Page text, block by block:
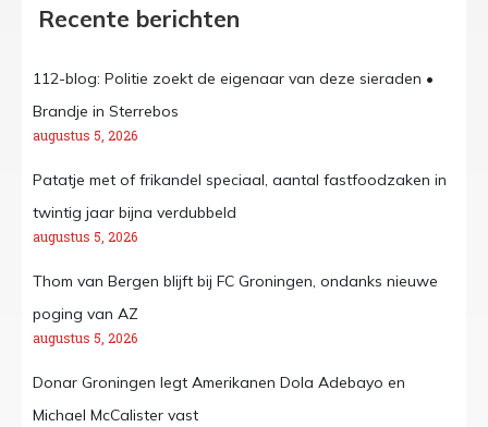
Recente berichten
112-blog: Politie zoekt de eigenaar van deze sieraden •
Brandje in Sterrebos
augustus 5, 2026
Patatje met of frikandel speciaal, aantal fastfoodzaken in
twintig jaar bijna verdubbeld
augustus 5, 2026
Thom van Bergen blijft bij FC Groningen, ondanks nieuwe
poging van AZ
augustus 5, 2026
Donar Groningen legt Amerikanen Dola Adebayo en
Michael McCalister vast